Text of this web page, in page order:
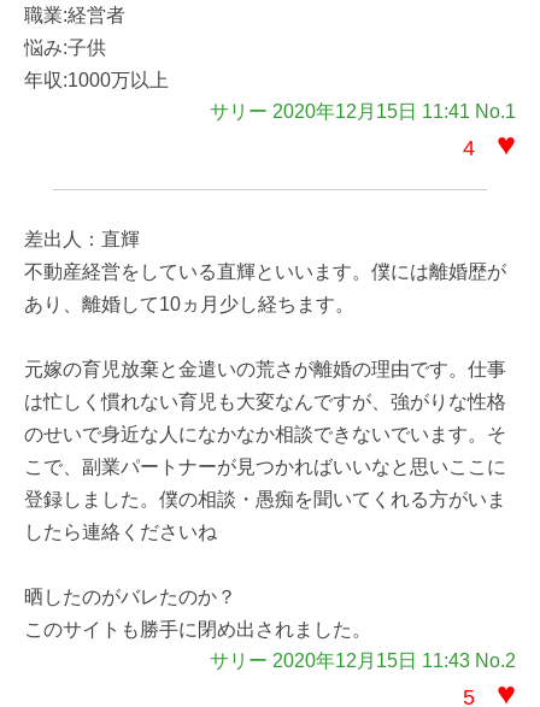
職業:経営者
悩み:子供
年収:1000万以上
サリー 2020年12月15日 11:41 No.1
4 ♥
差出人：直輝
不動産経営をしている直輝といいます。僕には離婚歴が
あり、離婚して10ヵ月少し経ちます。
元嫁の育児放棄と金遣いの荒さが離婚の理由です。仕事
は忙しく慣れない育児も大変なんですが、強がりな性格
のせいで身近な人になかなか相談できないでいます。そ
こで、副業パートナーが見つかればいいなと思いここに
登録しました。僕の相談・愚痴を聞いてくれる方がいま
したら連絡くださいね
晒したのがバレたのか？
このサイトも勝手に閉め出されました。
サリー 2020年12月15日 11:43 No.2
5 ♥